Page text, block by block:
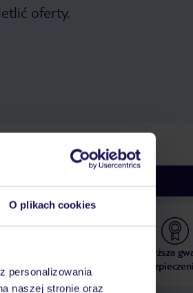
O plikach cookies
personalizowania
naszej stronie oraz
oferty.
krajach
Najwyższa